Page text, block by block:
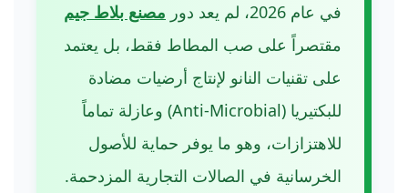
في عام 2026، لم يعد دور
مصنع بلاط جيم
مقتصراً على صب المطاط فقط، بل يعتمد
على تقنيات النانو لإنتاج أرضيات مضادة
للبكتيريا (Anti-Microbial) وعازلة تماماً
للاهتزازات، وهو ما يوفر حماية للأصول
الخرسانية في الصالات التجارية المزدحمة.